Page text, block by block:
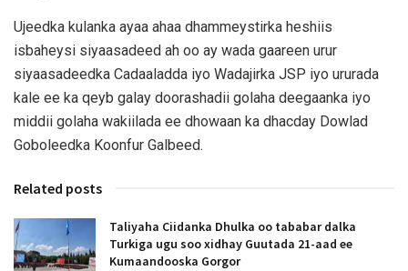
Ujeedka kulanka ayaa ahaa dhammeystirka heshiis
isbaheysi siyaasadeed ah oo ay wada gaareen urur
siyaasadeedka Cadaaladda iyo Wadajirka JSP iyo ururada
kale ee ka qeyb galay doorashadii golaha deegaanka iyo
middii golaha wakiilada ee dhowaan ka dhacday Dowlad
Goboleedka Koonfur Galbeed.
Related posts
Taliyaha Ciidanka Dhulka oo tababar dalka
Turkiga ugu soo xidhay Guutada 21-aad ee
Kumaandooska Gorgor